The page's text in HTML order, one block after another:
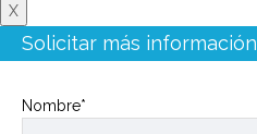
X
Solicitar más información
Nombre*